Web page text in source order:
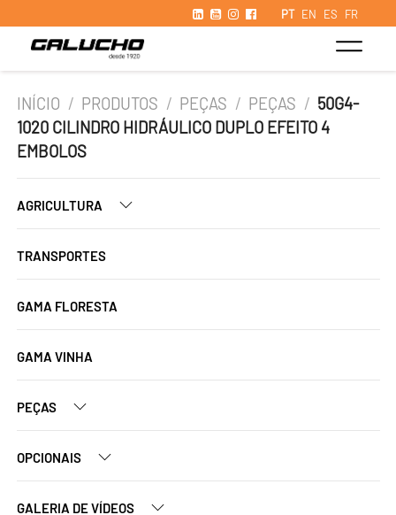
PT EN ES FR
INÍCIO / PRODUTOS / PEÇAS / PEÇAS / 50G4-
1020 CILINDRO HIDRÁULICO DUPLO EFEITO 4
EMBOLOS
AGRICULTURA
TRANSPORTES
GAMA FLORESTA
GAMA VINHA
PEÇAS
OPCIONAIS
GALERIA DE VÍDEOS